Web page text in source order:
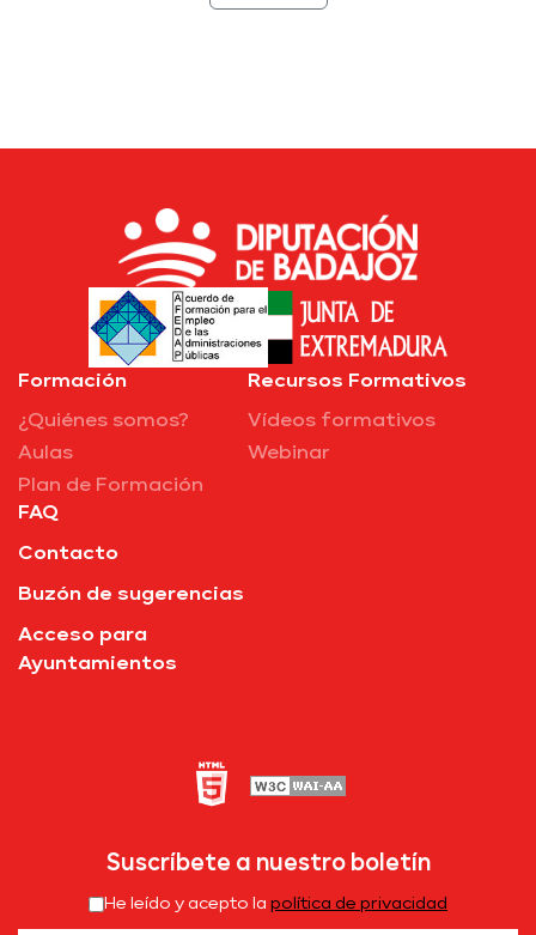
Formación
¿Quiénes somos?
Aulas
Plan de Formación
Recursos Formativos
Vídeos formativos
Webinar
FAQ
Contacto
Buzón de sugerencias
Acceso para
Ayuntamientos
Suscríbete a nuestro boletín
He leído y acepto la política de privacidad